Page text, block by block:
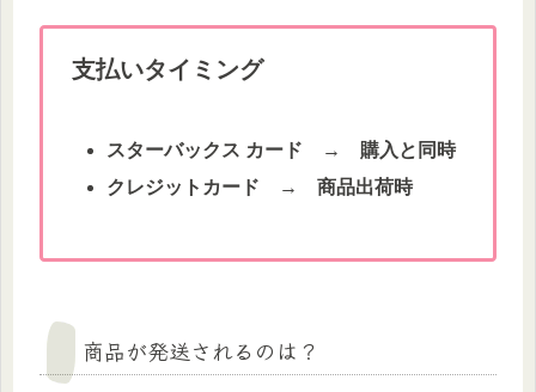
支払いタイミング
スターバックス カード → 購入と同時
クレジットカード →
商品出荷時
商品が発送されるのは？